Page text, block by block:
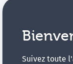
Suivez toute